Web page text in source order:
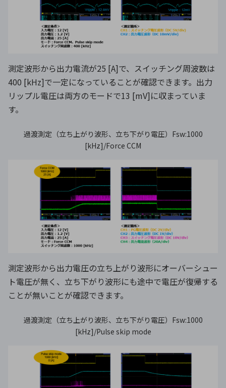
測定波形から出力電流が25 [A]で、スイッチング周波数は
400 [kHz]で一定になっていることが確認できます。出力
リップル電圧は両方のモードで13 [mV]に収まっていま
す。
過渡測定（立ち上がり波形、立ち下がり電圧）Fsw:1000
[kHz]/Force CCM
測定波形から出力電圧の立ち上がり波形にオーバーシュー
ト電圧が無く、立ち下がり波形にも途中で電圧が復帰する
ことが無いことが確認できます。
過渡測定（立ち上がり波形、立ち下がり電圧）Fsw:1000
[kHz]/Pulse skip mode